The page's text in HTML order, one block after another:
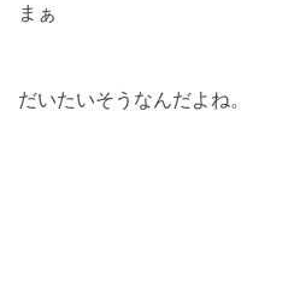
まぁ
だいたいそうなんだよね。